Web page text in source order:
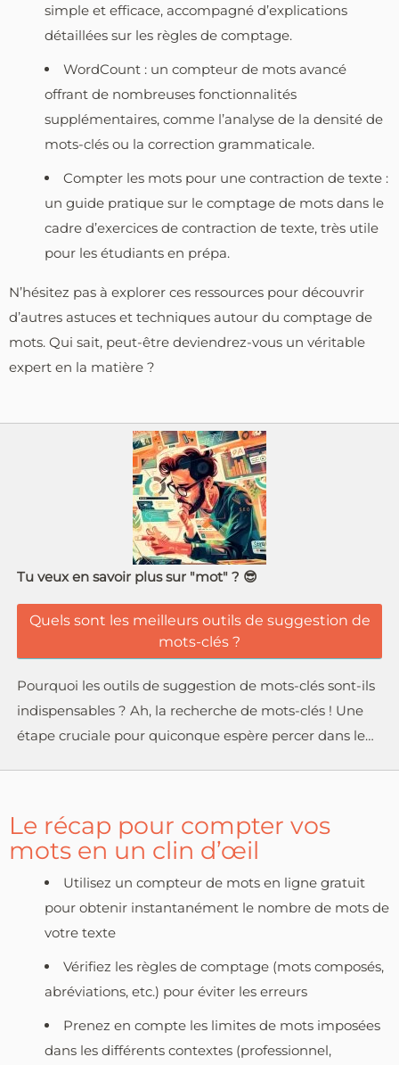
simple et efficace, accompagné d’explications
détaillées sur les règles de comptage.
WordCount : un compteur de mots avancé
offrant de nombreuses fonctionnalités
supplémentaires, comme l’analyse de la densité de
mots-clés ou la correction grammaticale.
Compter les mots pour une contraction de texte :
un guide pratique sur le comptage de mots dans le
cadre d’exercices de contraction de texte, très utile
pour les étudiants en prépa.
N’hésitez pas à explorer ces ressources pour découvrir
d’autres astuces et techniques autour du comptage de
mots. Qui sait, peut-être deviendrez-vous un véritable
expert en la matière ?
Tu veux en savoir plus sur "mot" ? 😎
Quels sont les meilleurs outils de suggestion de
mots-clés ?
Pourquoi les outils de suggestion de mots-clés sont-ils
indispensables ? Ah, la recherche de mots-clés ! Une
étape cruciale pour quiconque espère percer dans le…
Le récap pour compter vos
mots en un clin d’œil
Utilisez un compteur de mots en ligne gratuit
pour obtenir instantanément le nombre de mots de
votre texte
Vérifiez les règles de comptage (mots composés,
abréviations, etc.) pour éviter les erreurs
Prenez en compte les limites de mots imposées
dans les différents contextes (professionnel,